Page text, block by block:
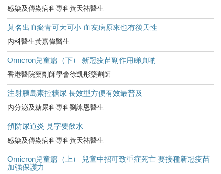
感染及傳染病科專科黃天祐醫生
莫名出血瘀青可大可小 血友病原來也有後天性
內科醫生黃嘉偉醫生
Omicron兒童篇（下） 新冠疫苗副作用睇真啲
香港醫院藥劑師學會徐凱彤藥劑師
注射胰島素控糖尿 長效型方便有效最普及
內分泌及糖尿科專科劉詠恩醫生
預防尿道炎 見字要飲水
感染及傳染病科專科黃天祐醫生
Omicron兒童篇（上） 兒童中招可致重症死亡 要接種新冠疫苗
加強保護力